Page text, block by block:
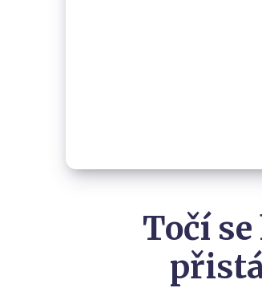
Točí